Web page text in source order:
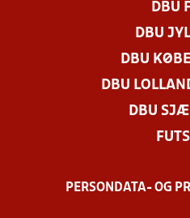
DBU
DBU
DBU
DBU
DBU
PERSONDATA- OG